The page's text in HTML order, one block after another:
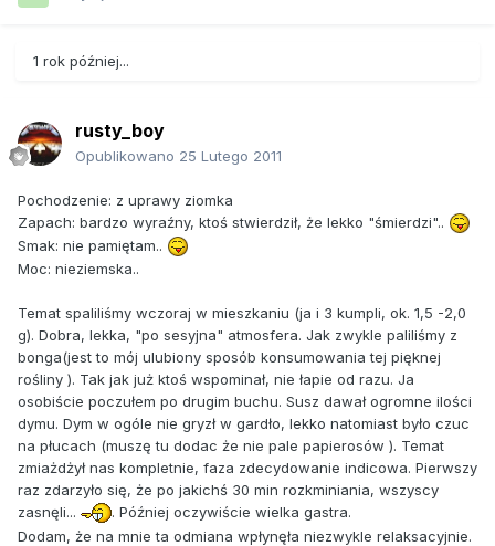
1 rok później...
rusty_boy
Opublikowano 25 Lutego 2011
Pochodzenie: z uprawy ziomka
Zapach: bardzo wyraźny, ktoś stwierdził, że lekko "śmierdzi"..
Smak: nie pamiętam..
Moc: nieziemska..
Temat spaliliśmy wczoraj w mieszkaniu (ja i 3 kumpli, ok. 1,5 -2,0
g). Dobra, lekka, "po sesyjna" atmosfera. Jak zwykle paliliśmy z
bonga(jest to mój ulubiony sposób konsumowania tej pięknej
rośliny ). Tak jak już ktoś wspominał, nie łapie od razu. Ja
osobiście poczułem po drugim buchu. Susz dawał ogromne ilości
dymu. Dym w ogóle nie gryzł w gardło, lekko natomiast było czuc
na płucach (muszę tu dodac że nie pale papierosów ). Temat
zmiażdżył nas kompletnie, faza zdecydowanie indicowa. Pierwszy
raz zdarzyło się, że po jakichś 30 min rozkminiania, wszyscy
zasnęli...
. Później oczywiście wielka gastra.
Dodam, że na mnie ta odmiana wpłynęła niezwykle relaksacyjnie.